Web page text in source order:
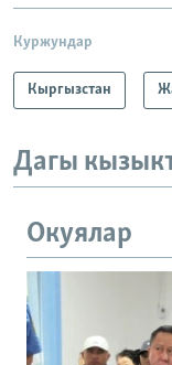
Куржундар
Кыргызстан
Дагы
Окуялар